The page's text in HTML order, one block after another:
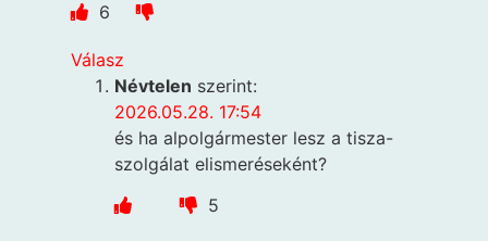
6
Válasz
Névtelen szerint:
2026.05.28. 17:54
és ha alpolgármester lesz a tisza-
szolgálat elismeréseként?
5